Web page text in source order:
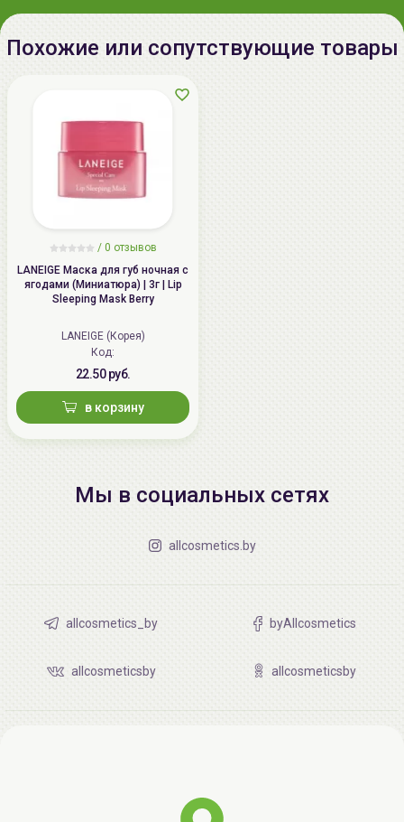
Похожие или сопутствующие товары
/ 0 отзывов
LANEIGE Маска для губ ночная с
ягодами (Миниатюра) | 3г | Lip
Sleeping Mask Berry
LANEIGE (Корея)
Код:
22.50 руб.
в корзину
Мы в социальных сетях
allcosmetics.by
allcosmetics_by byAllcosmetics
allcosmeticsby allcosmeticsby